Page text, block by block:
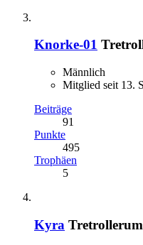
Knorke-01
Männlich
Mitglied seit 13.
Beiträge
91
Punkte
495
Trophäen
5
Kyra